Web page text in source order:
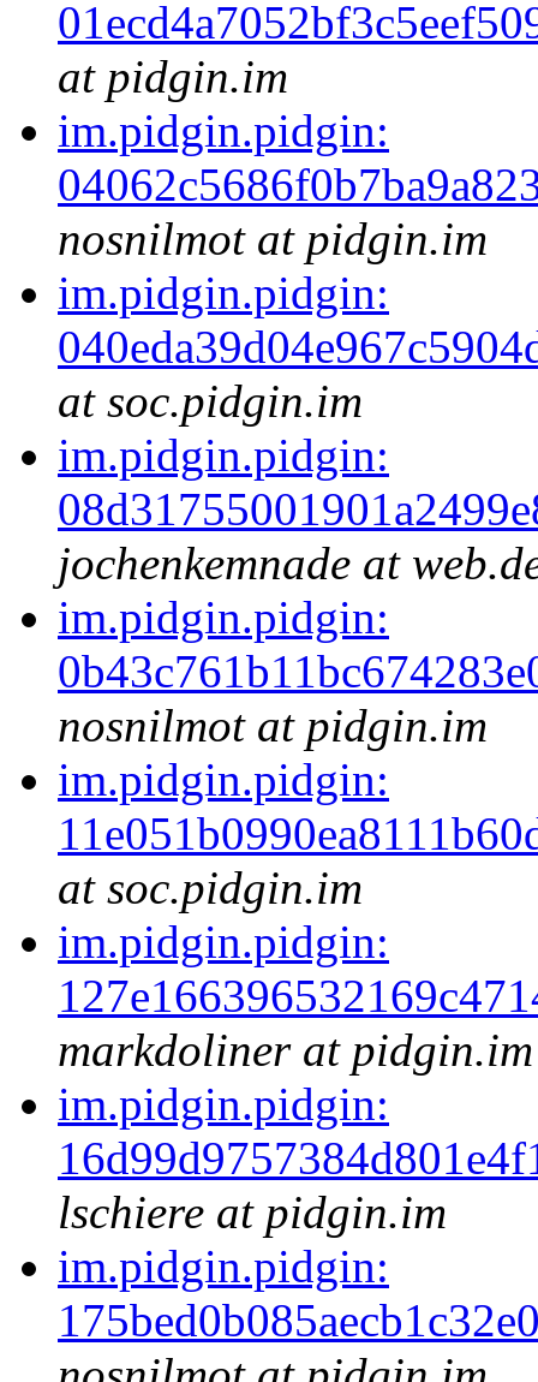
at pidgin.im
im.pidgin.pidgin:
nosnilmot at pidgin.im
im.pidgin.pidgin:
at soc.pidgin.im
im.pidgin.pidgin:
jochenkemnade at
im.pidgin.pidgin:
nosnilmot at pidgin.im
im.pidgin.pidgin:
at soc.pidgin.im
im.pidgin.pidgin:
markdoliner at pidgin.im
im.pidgin.pidgin:
lschiere at pidgin.im
im.pidgin.pidgin: